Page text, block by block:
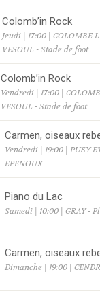
Colomb’in Rock
Jeudi | 17:00 | COLOMBE
VESOUL - Stade de foot
Colomb’in Rock
Vendredi | 17:00 |
VESOUL - Stade de foot
Carmen, oiseaux
Vendredi | 19:00 | PUSY
EPENOUX
Piano du Lac
Samedi | 10:00 | GRAY -
Carmen, oiseaux
Dimanche | 19:00 |